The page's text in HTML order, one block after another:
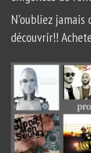
N’oubliez jamais
découvrir!!